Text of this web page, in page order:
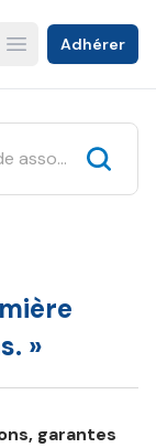
Open main menu
Adhérer
»
garantes